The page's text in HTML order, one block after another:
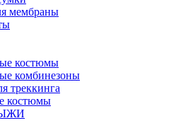
мембраны
костюмы
комбинезоны
треккинга
костюмы